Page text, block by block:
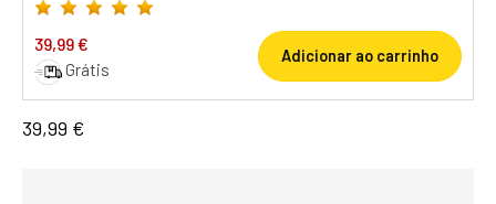
39,99 €
Grátis
Adicionar ao carrinho
39,99 €